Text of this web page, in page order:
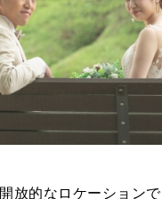
開放的なロケーションで